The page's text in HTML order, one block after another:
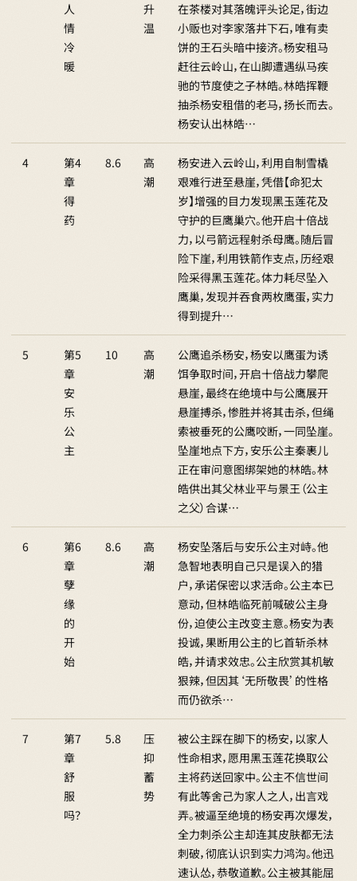
人
情
冷
暖
升
温
在茶楼对其落魄评头论足，街边
小贩也对李家落井下石，唯有卖
饼的王石头暗中接济。杨安租马
赶往云岭山，在山脚遭遇纵马疾
驰的节度使之子林皓。林皓挥鞭
抽杀杨安租借的老马，扬长而去。
杨安认出林皓…
4
第4
章
得
药
8.6
高
潮
杨安进入云岭山，利用自制雪橇
艰难行进至悬崖，凭借【命犯太
岁】增强的目力发现黑玉莲花及
守护的巨鹰巢穴。他开启十倍战
力，以弓箭远程射杀母鹰。随后冒
险下崖，利用铁箭作支点，历经艰
险采得黑玉莲花。体力耗尽坠入
鹰巢，发现并吞食两枚鹰蛋，实力
得到提升…
5
第5
章
安
乐
公
主
10
高
潮
公鹰追杀杨安，杨安以鹰蛋为诱
饵争取时间，开启十倍战力攀爬
悬崖，最终在绝境中与公鹰展开
悬崖搏杀，惨胜并将其击杀，但绳
索被垂死的公鹰咬断，一同坠崖。
坠崖地点下方，安乐公主秦裹儿
正在审问意图绑架她的林皓。林
皓供出其父林业平与景王（公主
之父）合谋…
6
第6
章
孽
缘
的
开
始
8.6
高
潮
杨安坠落后与安乐公主对峙。他
急智地表明自己只是误入的猎
户，承诺保密以求活命。公主本已
意动，但林皓临死前喊破公主身
份，迫使公主改变主意。杨安为表
投诚，果断用公主的匕首斩杀林
皓，并请求效忠。公主欣赏其机敏
狠辣，但因其‘无所敬畏’的性格
而仍欲杀…
7
第7
章
舒
服
吗？
5.8
压
抑
蓄
势
被公主踩在脚下的杨安，以家人
性命相求，愿用黑玉莲花换取公
主将药送回家中。公主不信世间
有此等舍己为家人之人，出言戏
弄。被逼至绝境的杨安再次爆发，
全力刺杀公主却连其皮肤都无法
刺破，彻底认识到实力鸿沟。他迅
速认怂，恭敬道歉。公主被其能屈